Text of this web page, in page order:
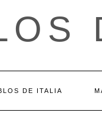
DE ITALIA